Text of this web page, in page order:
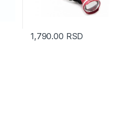
1,790.00 RSD